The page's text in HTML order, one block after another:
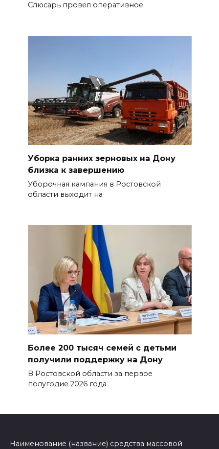
Слюсарь провел оперативное
Уборка ранних зерновых на Дону
близка к завершению
Уборочная кампания в Ростовской
области выходит на
Более 200 тысяч семей с детьми
получили поддержку на Дону
В Ростовской области за первое
полугодие 2026 года
Наименование (название) средства массовой